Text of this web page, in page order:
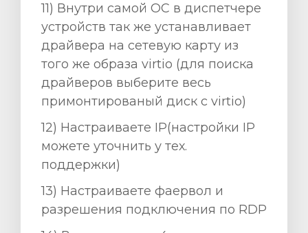
11) Внутри самой ОС в диспетчере
устройств так же устанавливает
драйвера на сетевую карту из
того же образа virtio (для поиска
драйверов выберите весь
примонтированый диск с virtio)
12) Настраиваете ІР(настройки ІР
можете уточнить у тех.
поддержки)
13) Настраиваете фаервол и
разрешения подключения по RDP